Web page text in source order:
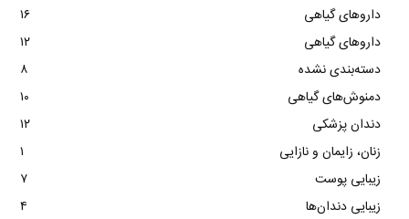
داروهای گیاهی
۱۶
داروهای گیاهی
۱۲
دسته‌بندی نشده
۸
دمنوش‌های گیاهی
۱۰
دندان پزشکی
۱۲
زنان، زایمان و نازایی
۱
زیبایی پوست
۷
زیبایی دندان‌ها
۴